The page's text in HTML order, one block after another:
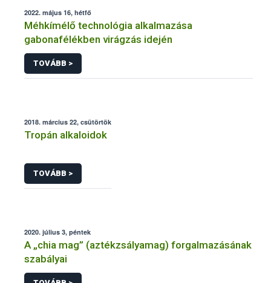
2022. május 16, hétfő
Méhkímélő technológia alkalmazása
gabonafélékben virágzás idején
TOVÁBB >
2018. március 22, csütörtök
Tropán alkaloidok
TOVÁBB >
2020. július 3, péntek
A „chia mag” (aztékzsályamag) forgalmazásának
szabályai